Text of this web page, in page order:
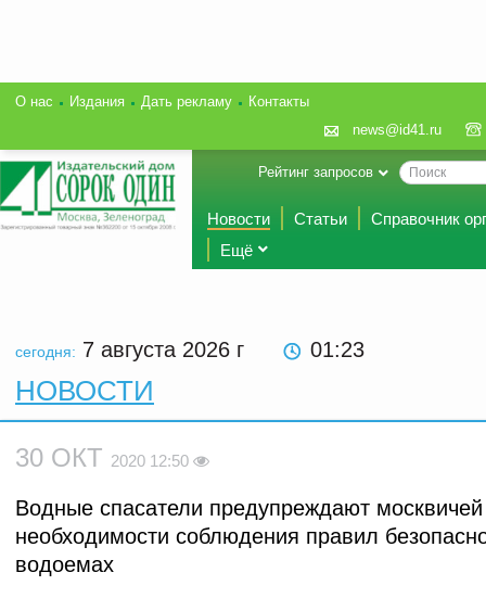
О нас Издания Дать рекламу
Контакты
news@id41.ru
Рейтинг запросов
Новости Статьи
Справочник
Ещё
сегодня: 7 августа 2026 г 01:23
НОВОСТИ
30 ОКТ 2020 12:50
Водные спасатели предупреждают
необходимости соблюдения правил
водоемах